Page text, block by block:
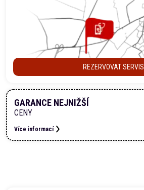
REZERVOVAT SERVIS
GARANCE NEJNIŽŠÍ
CENY
Více informací